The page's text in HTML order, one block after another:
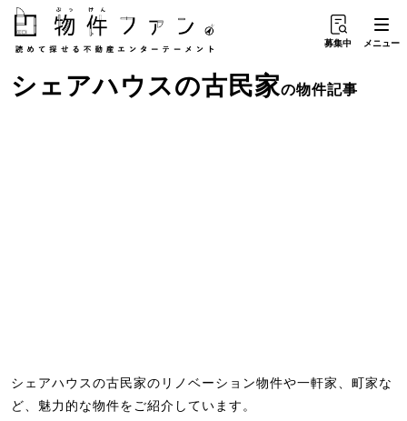
募集中 メニュー
シェアハウスの古民家の物件記事
シェアハウスの古民家のリノベーション物件や一軒家、町家な
ど、魅力的な物件をご紹介しています。